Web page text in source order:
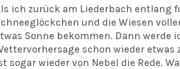
ich zurück am Liederbach entlang
und die Wiesen
Sonne bekommen. Dann werde
schon wieder etwas
sogar wieder von Nebel die Rede.